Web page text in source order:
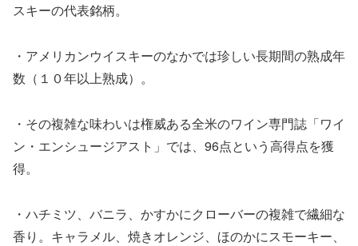
スキーの代表銘柄。
・アメリカンウイスキーのなかでは珍しい長期間の熟成年
数（１０年以上熟成）。
・その複雑な味わいは権威ある全米のワイン専門誌「ワイ
ン・エンシュージアスト」では、96点という高得点を獲
得。
・ハチミツ、バニラ、かすかにクローバーの複雑で繊細な
香り。キャラメル、焼きオレンジ、ほのかにスモーキー、